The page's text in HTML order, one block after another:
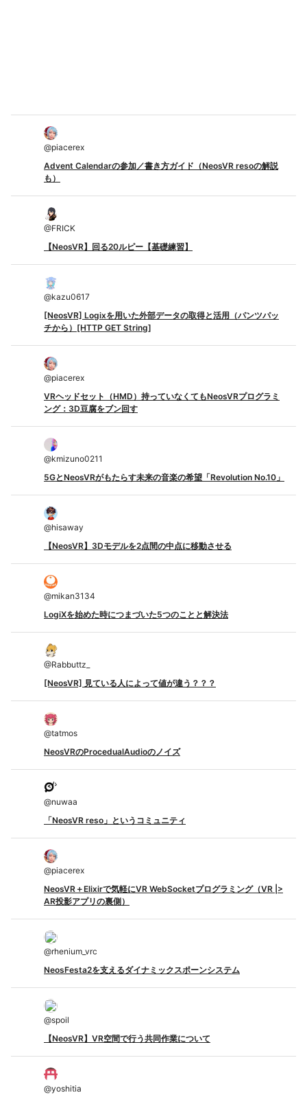
@piacerex
Advent Calendarの参加／書き方ガイド（NeosVR resoの解説
も）
@FRICK
【NeosVR】回る20ルピー【基礎練習】
@kazu0617
[NeosVR] Logixを用いた外部データの取得と活用（パンツパッ
チから）[HTTP GET String]
@piacerex
VRヘッドセット（HMD）持っていなくてもNeosVRプログラミ
ング：3D豆腐をブン回す
@kmizuno0211
5GとNeosVRがもたらす未来の音楽の希望「Revolution No.10」
@hisaway
【NeosVR】3Dモデルを2点間の中点に移動させる
@mikan3134
LogiXを始めた時につまづいた5つのことと解決法
@Rabbuttz_
[NeosVR] 見ている人によって値が違う？？？
@tatmos
NeosVRのProcedualAudioのノイズ
@nuwaa
「NeosVR reso」というコミュニティ
@piacerex
NeosVR＋Elixirで気軽にVR WebSocketプログラミング（VR |>
AR投影アプリの裏側）
@rhenium_vrc
NeosFesta2を支えるダイナミックスポーンシステム
@spoil
【NeosVR】VR空間で行う共同作業について
@yoshitia